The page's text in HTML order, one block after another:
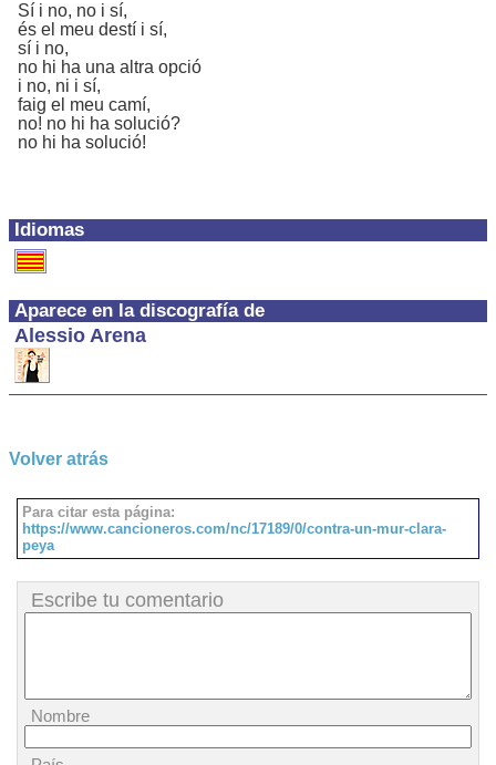
Idiomas
Aparece en la discografía de
Alessio Arena
Sí i no, no i sí,
és el meu destí i sí,
sí i no,
no hi ha una altra opció
i no, ni i sí,
faig el meu camí,
no! no hi ha solució?
no hi ha solució!
Volver atrás
Para citar esta página:
https://www.cancioneros.com/nc/17189/0/contra-un-mur-clara-
peya
Escribe tu comentario
Nombre